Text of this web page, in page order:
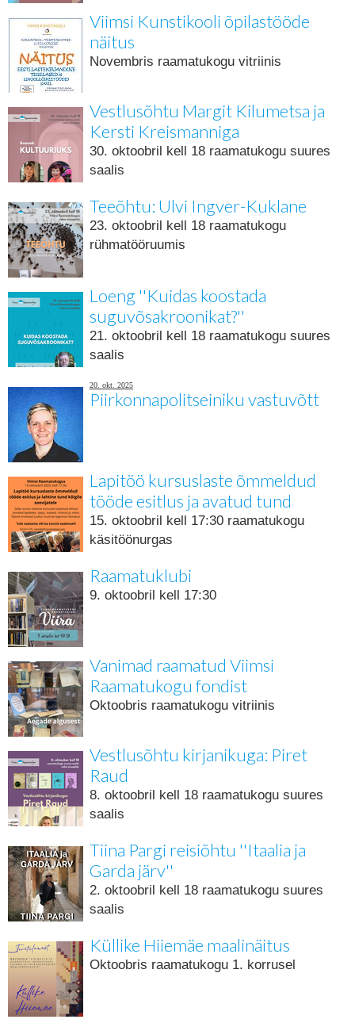
Viimsi Kunstikooli õpilastööde
näitus
Novembris raamatukogu vitriinis
Vestlusõhtu Margit Kilumetsa ja
Kersti Kreismanniga
30. oktoobril kell 18 raamatukogu suures
saalis
Teeõhtu: Ulvi Ingver-Kuklane
23. oktoobril kell 18 raamatukogu
rühmatööruumis
Loeng ''Kuidas koostada
suguvõsakroonikat?''
21. oktoobril kell 18 raamatukogu suures
saalis
20. okt. 2025
Piirkonnapolitseiniku vastuvõtt
Lapitöö kursuslaste õmmeldud
tööde esitlus ja avatud tund
15. oktoobril kell 17:30 raamatukogu
käsitöönurgas
Raamatuklubi
9. oktoobril kell 17:30
Vanimad raamatud Viimsi
Raamatukogu fondist
Oktoobris raamatukogu vitriinis
Vestlusõhtu kirjanikuga: Piret
Raud
8. oktoobril kell 18 raamatukogu suures
saalis
Tiina Pargi reisiõhtu ''Itaalia ja
Garda järv''
2. oktoobril kell 18 raamatukogu suures
saalis
Küllike Hiiemäe maalinäitus
Oktoobris raamatukogu 1. korrusel